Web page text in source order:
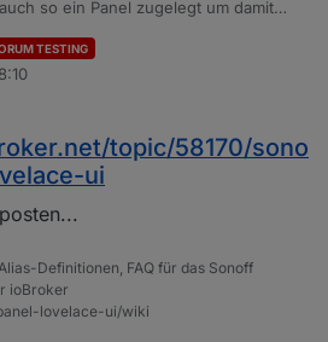
so ein Panel zugelegt um damit
ich das auch geflascht bekommen
das Display ist noch Original).
ich wie auch immer
von Hand oder Automatik
habe ich auch angepasst
ich nicht hinbekomme!
Reglerausgang im MQTT sehen.
:
10-06T19:31:51",
"ON",
22.5
{
ON.
es an der Template liegt (Das habe
:
nur als Bild hin.
TESTING
topic/58170/sono
ui
Definitionen, FAQ für das Sonoff
ioBroker
lovelace-ui/wiki